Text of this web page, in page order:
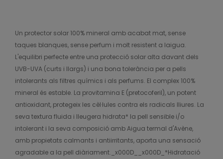
Un protector solar 100% mineral amb acabat mat, sense
taques blanques, sense perfum i molt resistent a laigua.
L'equilibri perfecte entre una protecció solar alta davant dels
UVB-UVA (curts i llargs) i una bona tolerància per a pells
intolerants als filtres químics i als perfums. El complex 100%
mineral és estable. La provitamina E (pretocoferil), un potent
antioxidant, protegeix les cèl·lules contra els radicals lliures. La
seva textura fluida i lleugera hidrata* la pell sensible i/o
intolerant i la seva composició amb Aigua termal d'Avène,
amb propietats calmants i antiirritants, aporta una sensació
agradable a la pell diàriament._x000D__x000D_*Hidratació